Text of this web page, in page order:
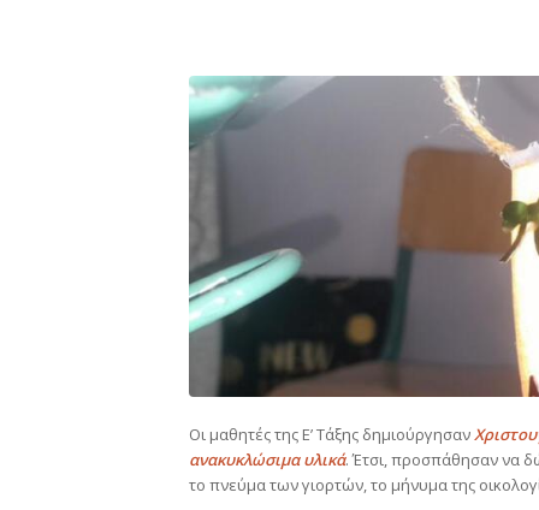
Οι μαθητές της Ε’ Τάξης δημιούργησαν
ανακυκλώσιμα υλικά. Έτσι, προσπάθησαν να
το πνεύμα των γιορτών, το μήνυμα της